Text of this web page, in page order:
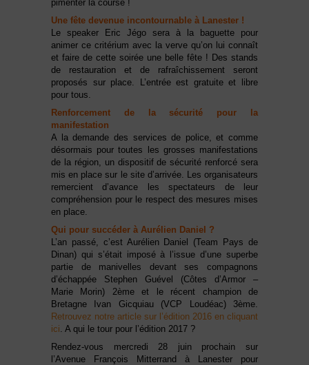
pimenter la course !
Une fête devenue incontournable à Lanester !
Le speaker Eric Jégo sera à la baguette pour
animer ce critérium avec la verve qu’on lui connaît
et faire de cette soirée une belle fête ! Des stands
de restauration et de rafraîchissement seront
proposés sur place. L’entrée est gratuite et libre
pour tous.
Renforcement de la sécurité pour la
manifestation
A la demande des services de police, et comme
désormais pour toutes les grosses manifestations
de la région, un dispositif de sécurité renforcé sera
mis en place sur le site d’arrivée. Les organisateurs
remercient d’avance les spectateurs de leur
compréhension pour le respect des mesures mises
en place.
Qui pour succéder à Aurélien Daniel ?
L’an passé, c’est Aurélien Daniel (Team Pays de
Dinan) qui s’était imposé à l’issue d’une superbe
partie de manivelles devant ses compagnons
d’échappée Stephen Guével (Côtes d’Armor –
Marie Morin) 2ème et le récent champion de
Bretagne Ivan Gicquiau (VCP Loudéac) 3ème.
Retrouvez notre article sur l’édition 2016 en cliquant
ici . A qui le tour pour l’édition 2017 ?
Rendez-vous mercredi 28 juin prochain sur
l’Avenue François Mitterrand à Lanester pour